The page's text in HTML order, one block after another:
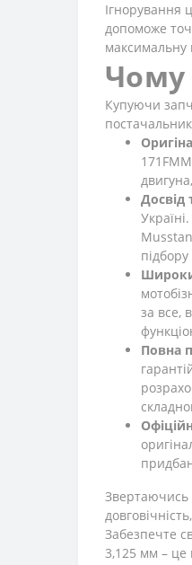
Ігнорування
допоможе
максимальну
Чому
Купуючи
Досвід
за все,
Повна
Звертаючись
Забезпечте
3,125 мм – це